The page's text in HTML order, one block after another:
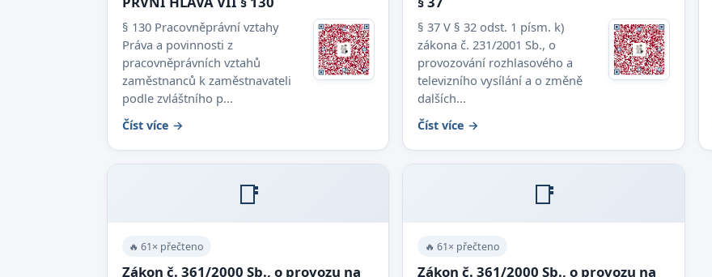
§ 130 Pracovněprávní vztahy
Práva a povinnosti z
pracovněprávních vztahů
zaměstnanců k zaměstnavateli
podle zvláštního p...
Číst více →
§ 37 V § 32 odst. 1 písm. k)
zákona č. 231/2001 Sb., o
provozování rozhlasového a
televizního vysílání a o změně
dalších...
Číst více →
📑
🔥 61× přečteno
Zákon č. 361/2000 Sb., o provozu na
📑
🔥 61× přečteno
Zákon č. 361/2000 Sb., o provozu na